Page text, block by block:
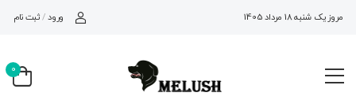
امروز یک شنبه 18 مرداد 1405 ورود / ثبت نام
0